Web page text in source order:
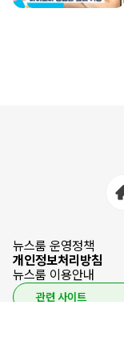
뉴스룸 운영정책
개인정보처리방침
뉴스룸 이용안내
관련 사이트